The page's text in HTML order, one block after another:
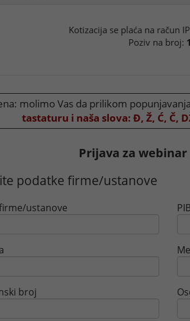
Kotizacija se plaća na račun
Poziv na broj:
molimo Vas da prilikom
tastaturu i naša slova: Đ, Ž, Ć, Č,
Prijava za webinar
podatke firme/ustanove
ustanove
broj